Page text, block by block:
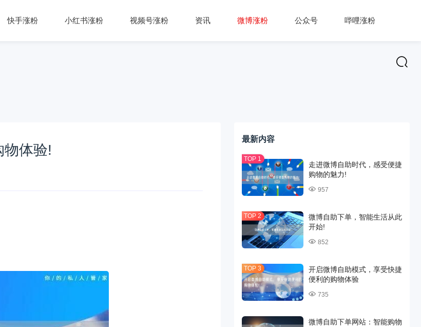
快手涨粉 小红书涨粉 视频号涨粉 资讯 微博涨粉 公众号 哔哩涨粉
物体验!
最新内容
走进微博自助时代，感受便捷
购物的魅力!
957
微博自助下单，智能生活从此
开始!
852
开启微博自助模式，享受快捷
便利的购物体验
735
微博自助下单网站：智能购物